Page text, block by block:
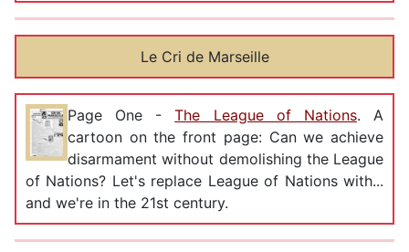
Le Cri de Marseille
Page One -The League of Nations. A
cartoon on the front page: Can we achieve
disarmament without demolishing the League
of Nations? Let's replace League of Nations with...
and we're in the 21st century.